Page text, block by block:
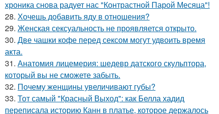
хроника снова радует нас "Контрастной Парой Месяца"!
28. Хочешь добавить яду в отношения?
29. Женская сексуальность не проявляется открыто.
30. Две чашки кофе перед сексом могут удвоить время
акта.
31. Анатомия лицемерия: шедевр датского скульптора,
который вы не сможете забыть.
32. Почему женщины увеличивают губы?
33. Тот самый "Красный Выход": как Белла хадид
переписала историю Канн в платье, которое держалось